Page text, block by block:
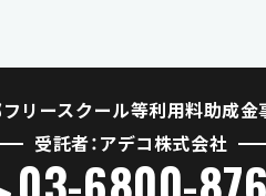
リースクール等利用料助成金
受託者：アデコ株式会社